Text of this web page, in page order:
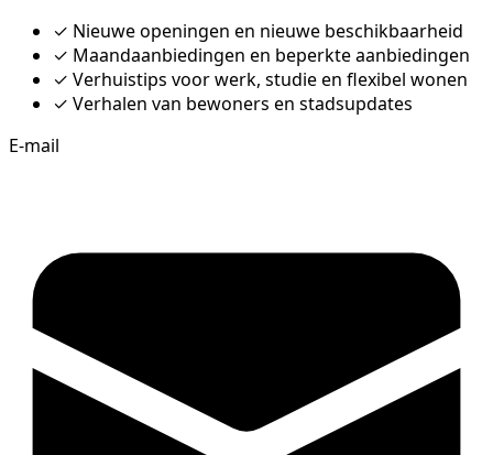
✓ Nieuwe openingen en nieuwe beschikbaarheid
✓ Maandaanbiedingen en beperkte aanbiedingen
✓ Verhuistips voor werk, studie en flexibel wonen
✓ Verhalen van bewoners en stadsupdates
E-mail